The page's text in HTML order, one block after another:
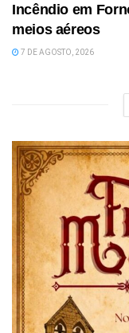
Incêndio em
meios aéreos
7 DE AGOSTO, 2026